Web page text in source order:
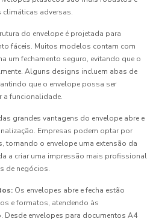
climáticas adversas.
do envelope é projetada para
fáceis. Muitos modelos contam com
um fechamento seguro, evitando que o
Alguns designs incluem abas de
que o envelope possa ser
a funcionalidade.
grandes vantagens do envelope abre e
Empresas podem optar por
tornando o envelope uma extensão da
a criar uma impressão mais profissional
de negócios.
Os envelopes abre e fecha estão
e formatos, atendendo às
Desde envelopes para documentos A4